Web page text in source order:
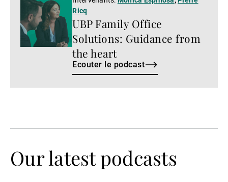
podcast
UBP Family Office
Solutions: Guidance from
the heart
Ricq
Ecouter le podcast
Our latest podcasts